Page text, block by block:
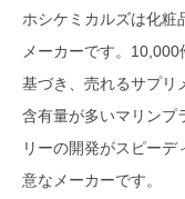
ホシケミカルズは化粧
メーカーです。
基づき、売れるサプリ
含有量が多いマリンプ
リーの開発がスピー
意なメーカーです。